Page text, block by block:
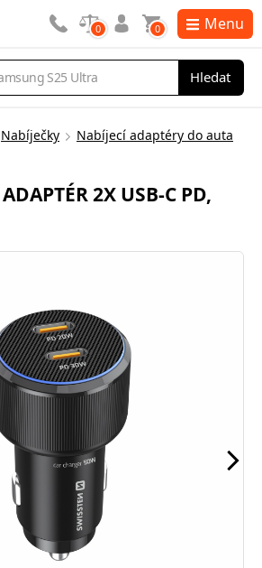
Hledat
0 0 Menu
Nabíječky
Nabíjecí adaptéry do auta
2X USB-C PD,